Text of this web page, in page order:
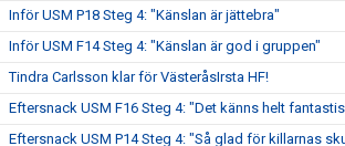
Inför USM P18 Steg 4: "Känslan är jättebra"
Inför USM F14 Steg 4: "Känslan är god i gruppen"
Tindra Carlsson klar för VästeråsIrsta HF!
Eftersnack USM F16 Steg 4: "Det känns helt
Eftersnack USM P14 Steg 4: "Så glad för killarnas